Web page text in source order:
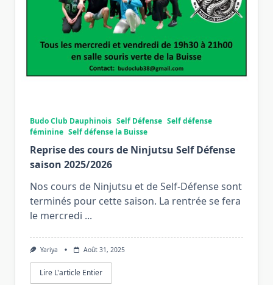
Budo Club Dauphinois Self Défense Self défense
féminine Self défense la Buisse
Reprise des cours de Ninjutsu Self Défense
saison 2025/2026
Nos cours de Ninjutsu et de Self-Défense sont
terminés pour cette saison. La rentrée se fera
le mercredi ...
Yariya Août 31, 2025
Lire L'article Entier